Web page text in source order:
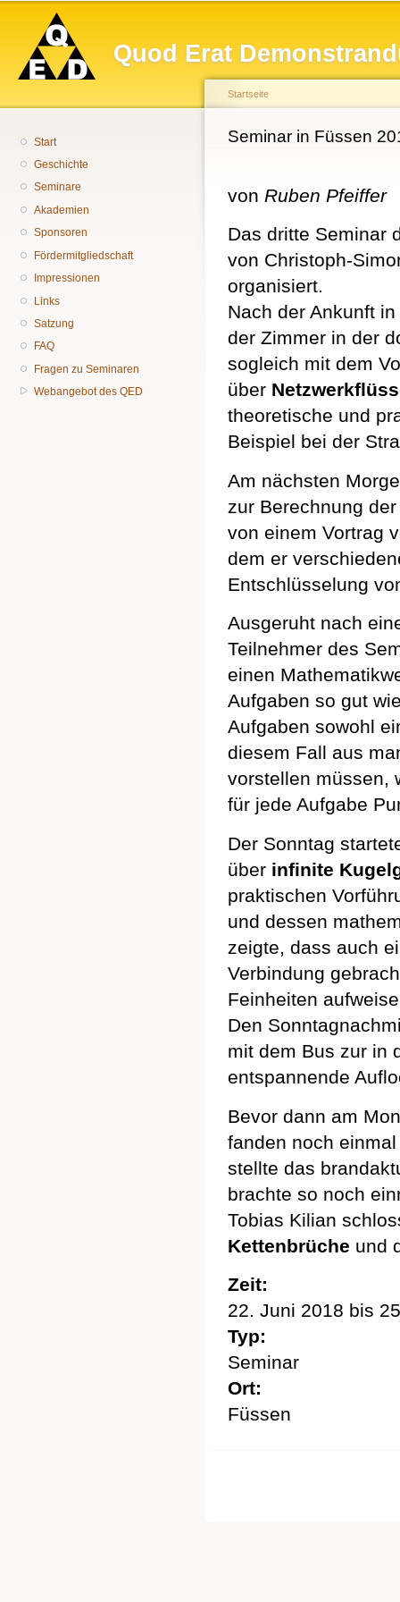
Quod Erat
Hauptmenü
Start
Geschichte
Seminare
Akademien
Sponsoren
Fördermitgliedschaft
Impressionen
Links
Satzung
FAQ
Fragen zu Seminaren
Webangebot des QED
Sie sind hier
Startseite
Seminar in Füssen
von Ruben Pfeiffer
Das dritte Seminar
von Christoph-
organisiert.
Nach der Ankunft
der Zimmer in der
sogleich mit dem
über
theoretische und
Beispiel bei der
Am nächsten
zur Berechnung
von einem Vortrag
dem er
Entschlüsselung
Ausgeruht nach
Teilnehmer des
einen
Aufgaben so gut
Aufgaben sowohl
diesem Fall aus
vorstellen müssen,
für jede Aufgabe
Der Sonntag
über infinite
praktischen
und dessen
zeigte, dass auch
Verbindung
Feinheiten
Den
mit dem Bus zur in
entspannende
Bevor dann am
fanden noch
stellte das
brachte so noch
Tobias Kilian
Kettenbrüche und
Zeit:
22. Juni 2018 bis
Typ:
Seminar
Ort:
Füssen